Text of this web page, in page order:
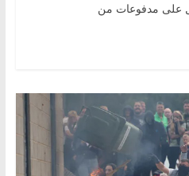
على مدفوعات من